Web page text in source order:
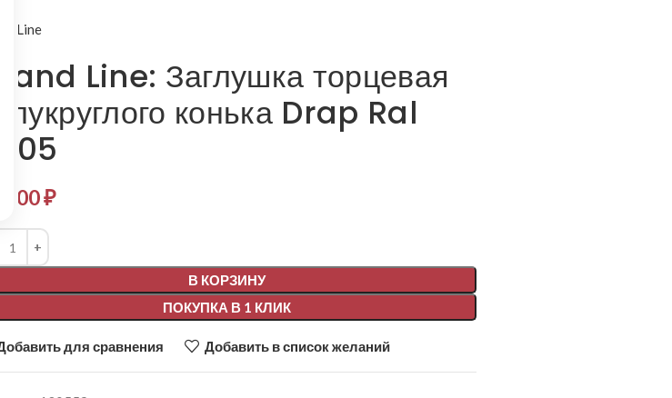
Line
Line: Заглушка торцевая
конька Drap Ral
₽
В КОРЗИНУ
ПОКУПКА В 1 КЛИК
для сравнения Добавить в список желаний